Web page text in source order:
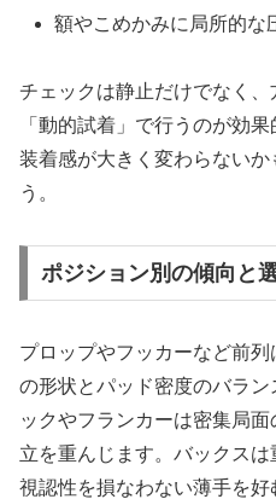
額やこめかみに局所的な
チェックは静止だけでなく
「動的試着」で行うのが効
装着感が大きく変わらない
う。
ポジション別の傾向と
プロップやフッカーなど前
の形状とパッド密度のバラ
ックやフランカーは密集局
立を重んじます。バックス
視認性を損なわない薄手を好